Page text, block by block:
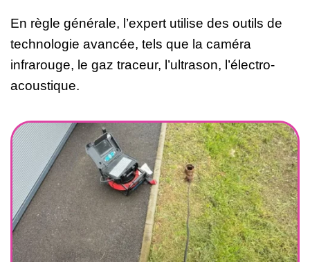
En règle générale, l’expert utilise des outils de
technologie avancée, tels que la caméra
infrarouge, le gaz traceur, l’ultrason, l’électro-
acoustique.